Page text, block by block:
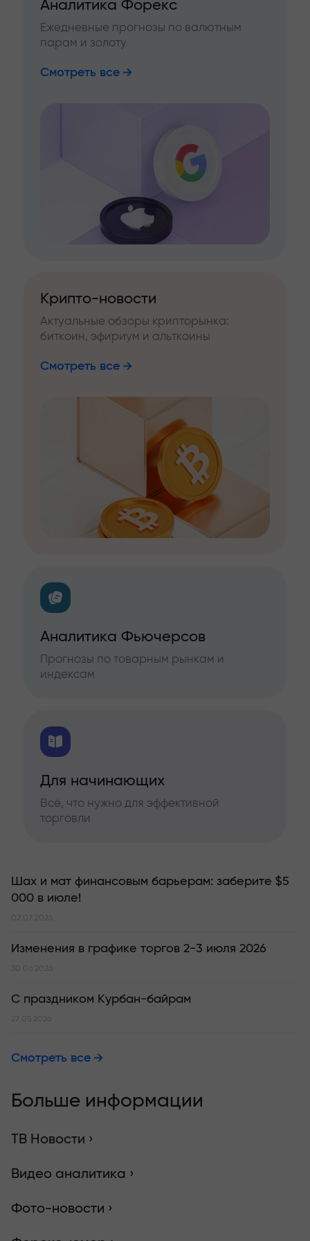
Аналитика Форекс
Ежедневные прогнозы по валютным
парам и золоту
Смотреть все
Крипто-новости
Актуальные обзоры крипторынка:
биткоин, эфириум и альткоины
Смотреть все
Аналитика Фьючерсов
Прогнозы по товарным рынкам и
индексам
Для начинающих
Всё, что нужно для эффективной
торговли
Шах и мат финансовым барьерам: заберите $5
000 в июле!
02.07.2026
Изменения в графике торгов 2-3 июля 2026
30.06.2026
С праздником Курбан-байрам
27.05.2026
Смотреть все
Больше информации
ТВ Новости ›
Видео аналитика ›
Фото-новости ›